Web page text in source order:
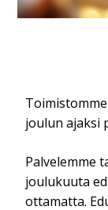
joulun ajaksi
Palvelemme
joulukuuta
ottamatta.